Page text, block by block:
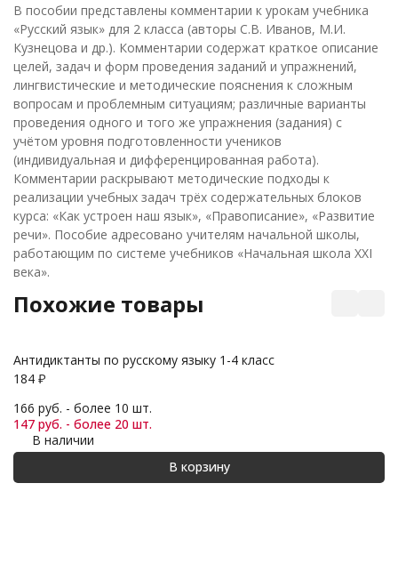
В пособии представлены комментарии к урокам учебника
«Русский язык» для 2 класса (авторы С.В. Иванов, М.И.
Кузнецова и др.). Комментарии содержат краткое описание
целей, задач и форм проведения заданий и упражнений,
лингвистические и методические пояснения к сложным
вопросам и проблемным ситуациям; различные варианты
проведения одного и того же упражнения (задания) с
учётом уровня подготовленности учеников
(индивидуальная и дифференцированная работа).
Комментарии раскрывают методические подходы к
реализации учебных задач трёх содержательных блоков
курса: «Как устроен наш язык», «Правописание», «Развитие
речи». Пособие адресовано учителям начальной школы,
работающим по системе учебников «Начальная школа XXI
века».
Похожие товары
Антидиктанты по русскому языку 1-4 класс
184 ₽
166 руб. - более 10 шт.
147 руб. - более 20 шт.
В наличии
В корзину